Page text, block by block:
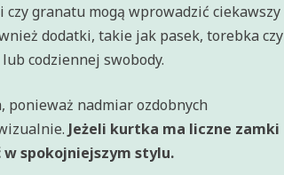
granatu mogą wprowadzić ciekawszy
dodatki, takie jak pasek, torebka czy
codziennej swobody.
ponieważ nadmiar ozdobnych
Jeżeli kurtka ma liczne zamki
spokojniejszym stylu.